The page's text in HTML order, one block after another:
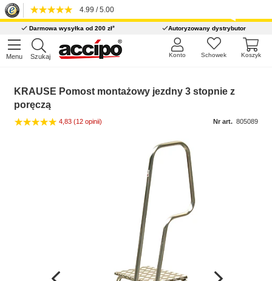
4.99 / 5.00
Darmowa wysyłka od 200 zł* Autoryzowany dystrybutor
Menu Szukaj Koszyk
Schowek
Konto
KRAUSE Pomost montażowy jezdny 3 stopnie z
poręczą
4,83 (12 opinii) Nr art. 805089